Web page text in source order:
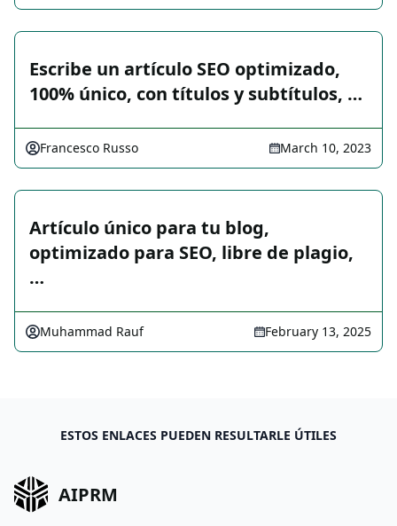
Escribe un artículo SEO optimizado,
100% único, con títulos y subtítulos, …
Francesco Russo March 10, 2023
Artículo único para tu blog,
optimizado para SEO, libre de plagio,
…
Muhammad Rauf February 13, 2025
ESTOS ENLACES PUEDEN RESULTARLE ÚTILES
AIPRM